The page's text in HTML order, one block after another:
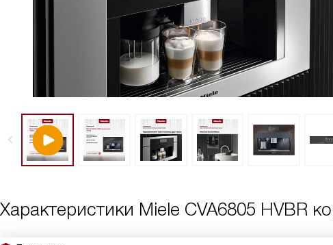
Характеристики Miele CVA6805 HVBR